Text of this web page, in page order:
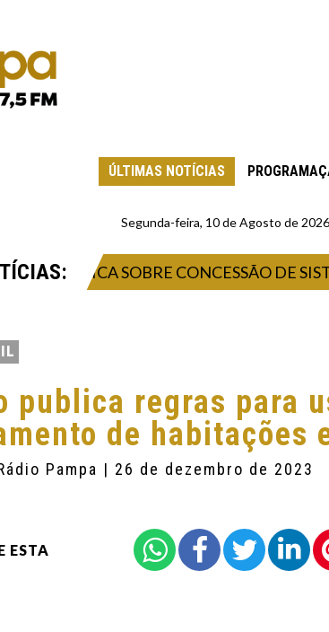
ÚLTIMAS NOTÍCIAS
Segunda-feira, 10 de Agosto de 2026
SOBRE CONCESSÃO DE SISTEMA
publica regras para
de habitações
Pampa | 26 de dezembro de 2023
ESTA